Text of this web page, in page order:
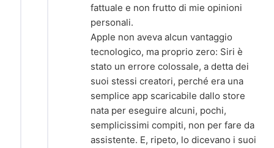
fattuale e non frutto di mie opinioni
personali.
Apple non aveva alcun vantaggio
tecnologico, ma proprio zero: Siri è
stato un errore colossale, a detta dei
suoi stessi creatori, perché era una
semplice app scaricabile dallo store
nata per eseguire alcuni, pochi,
semplicissimi compiti, non per fare da
assistente. E, ripeto, lo dicevano i suoi